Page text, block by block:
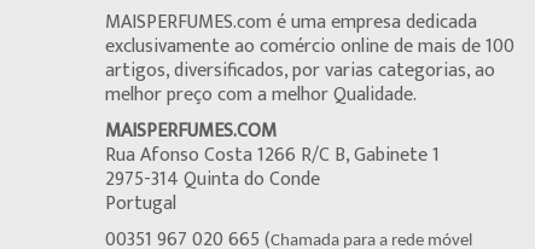
MAISPERFUMES.com é uma empresa dedicada
exclusivamente ao comércio online de mais de 100
artigos, diversificados, por varias categorias, ao
melhor preço com a melhor Qualidade.
MAISPERFUMES.COM
Rua Afonso Costa 1266 R/C B, Gabinete 1
2975-314 Quinta do Conde
Portugal
00351 967 020 665 (Chamada para a rede móvel